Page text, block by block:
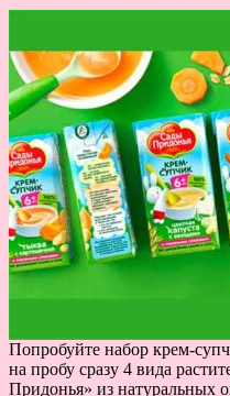
Попробуйте набор крем-
на пробу сразу 4 вида
Придонья» из натуральных